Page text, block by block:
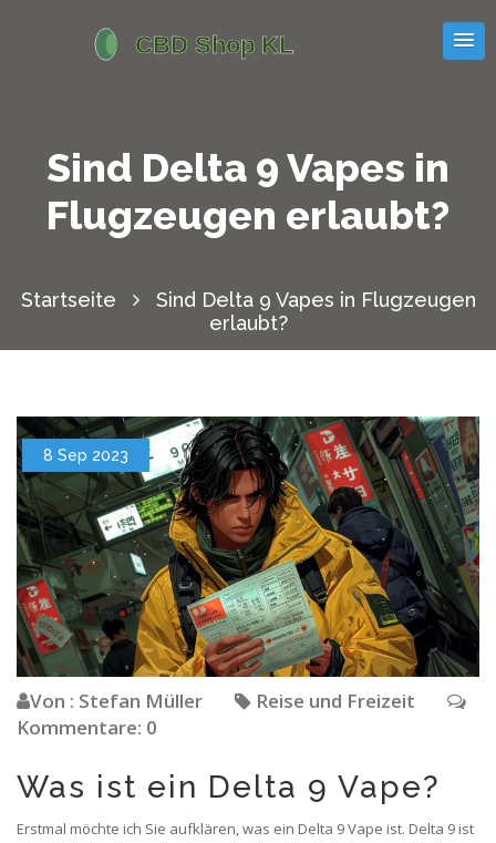
Sind Delta 9 Vapes in
Flugzeugen erlaubt?
Startseite
Sind Delta 9 Vapes in Flugzeugen
erlaubt?
8 Sep 2023
Von : Stefan Müller
Reise und Freizeit
Kommentare: 0
Was ist ein Delta 9 Vape?
Erstmal möchte ich Sie aufklären, was ein Delta 9 Vape ist. Delta 9 ist